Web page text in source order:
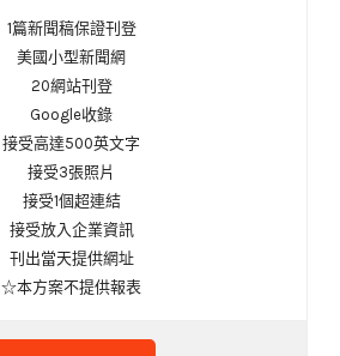
1篇新聞稿保證刊登
美國小型新聞網
20網站刊登
Google收錄
接受高達500英文字
接受3張照片
接受1個超連結
接受放入企業資訊
刊出當天提供網址
☆本方案不提供報表